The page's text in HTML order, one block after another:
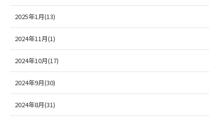
2025年1月(13)
2024年11月(1)
2024年10月(17)
2024年9月(30)
2024年8月(31)